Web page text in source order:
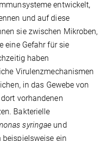
entwickelt,
und auf diese
sie zwischen Mikroben,
eine Gefahr für sie
haben
Virulenzmechanismen
in das Gewebe von
vorhandenen
Bakterielle
syringae und
beispielsweise ein